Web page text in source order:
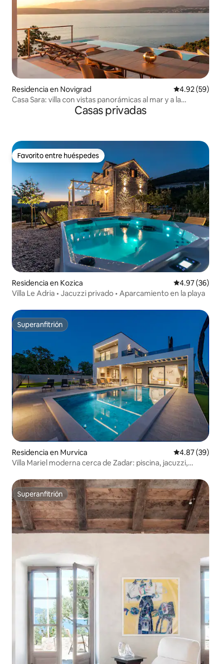
Residencia en Novigrad Calificación
4.92 (59)
Casa Sara: villa con vistas panorámicas al mar y a la
Casas privadas
Favorito entre huéspedes
Favorito entre huéspedes
Residencia en Kozica Calificación
4.97 (36)
Villa Le Adria • Jacuzzi privado • Aparcamiento en la playa
Superanfitrión
Superanfitrión
Residencia en Murvica Calificación
4.87 (39)
Villa Mariel moderna cerca de Zadar: piscina, jacuzzi,
Superanfitrión
Superanfitrión